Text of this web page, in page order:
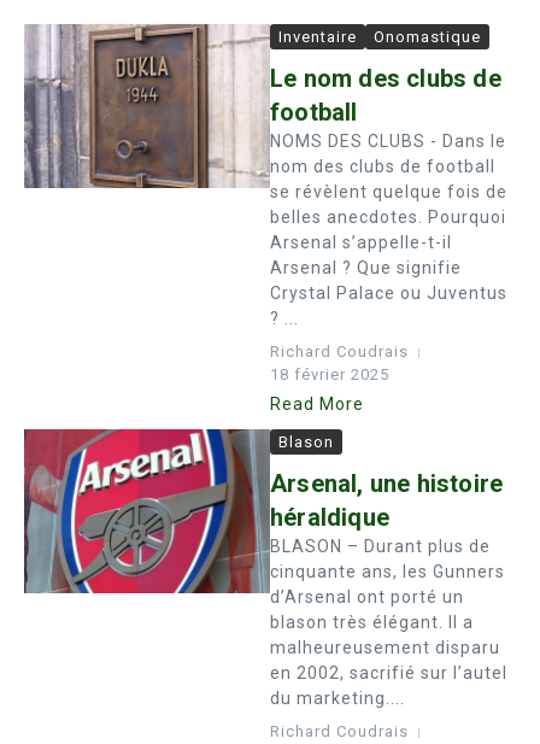
Inventaire Onomastique
Le nom des clubs de
football
NOMS DES CLUBS - Dans le
nom des clubs de football
se révèlent quelque fois de
belles anecdotes. Pourquoi
Arsenal s’appelle-t-il
Arsenal ? Que signifie
Crystal Palace ou Juventus
? ...
Richard Coudrais
18 février 2025
Read More
Blason
Arsenal, une histoire
héraldique
BLASON – Durant plus de
cinquante ans, les Gunners
d’Arsenal ont porté un
blason très élégant. Il a
malheureusement disparu
en 2002, sacrifié sur l’autel
du marketing....
Richard Coudrais